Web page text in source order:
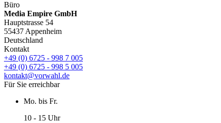
Büro
Media Empire GmbH
Hauptstrasse 54
55437 Appenheim
Deutschland
Kontakt
+49 (0) 6725 - 998 7 005
+49 (0) 6725 - 998 5 005
kontakt@vorwahl.de
Für Sie erreichbar
Mo. bis Fr.
10 - 15 Uhr